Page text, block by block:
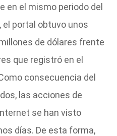
en el mismo periodo del
el portal obtuvo unos
de dólares frente
que registró en el
consecuencia del
las acciones de
se han visto
días. De esta forma,